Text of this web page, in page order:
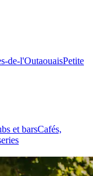
de-l'OutaouaisPetite
et barsCafés,